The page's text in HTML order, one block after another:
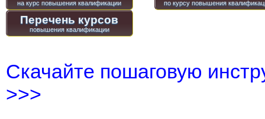
Перечень курсов
повышения квалификации
Скачайте пошаговую
>>>